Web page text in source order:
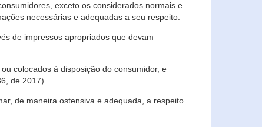
exceto os considerados normais e
necessárias e adequadas a seu respeito.
de impressos apropriados que devam
colocados à disposição do consumidor, e
de 2017)
de maneira ostensiva e adequada, a respeito